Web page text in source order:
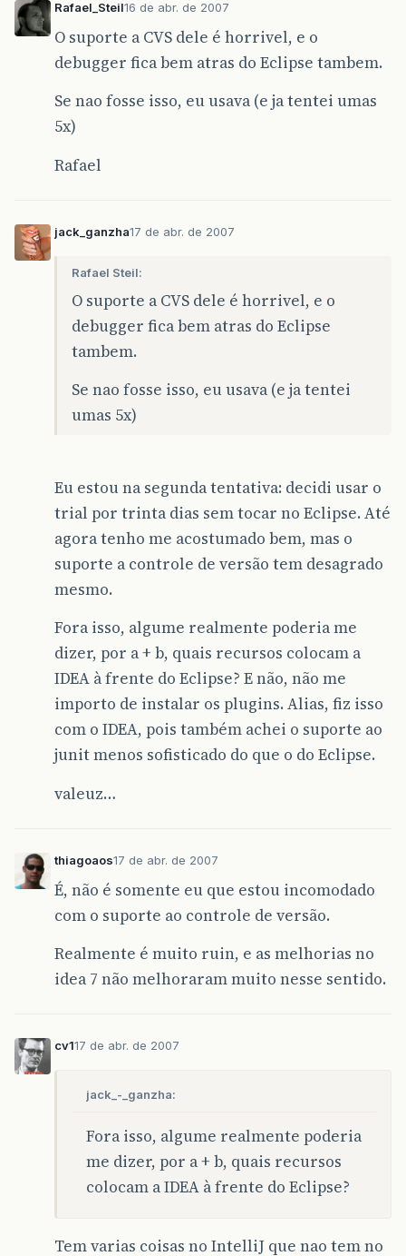
Rafael_Steil16 de abr. de 2007
O suporte a CVS dele é horrivel, e o
debugger fica bem atras do Eclipse tambem.
Se nao fosse isso, eu usava (e ja tentei umas
5x)
Rafael
jack_ganzha17 de abr. de 2007
Rafael Steil:
O suporte a CVS dele é horrivel, e o
debugger fica bem atras do Eclipse
tambem.
Se nao fosse isso, eu usava (e ja tentei
umas 5x)
Eu estou na segunda tentativa: decidi usar o
trial por trinta dias sem tocar no Eclipse. Até
agora tenho me acostumado bem, mas o
suporte a controle de versão tem desagrado
mesmo.
Fora isso, algume realmente poderia me
dizer, por a + b, quais recursos colocam a
IDEA à frente do Eclipse? E não, não me
importo de instalar os plugins. Alias, fiz isso
com o IDEA, pois também achei o suporte ao
junit menos sofisticado do que o do Eclipse.
valeuz…
thiagoaos17 de abr. de 2007
É, não é somente eu que estou incomodado
com o suporte ao controle de versão.
Realmente é muito ruin, e as melhorias no
idea 7 não melhoraram muito nesse sentido.
cv117 de abr. de 2007
jack_-_ganzha:
Fora isso, algume realmente poderia
me dizer, por a + b, quais recursos
colocam a IDEA à frente do Eclipse?
Tem varias coisas no IntelliJ que nao tem no